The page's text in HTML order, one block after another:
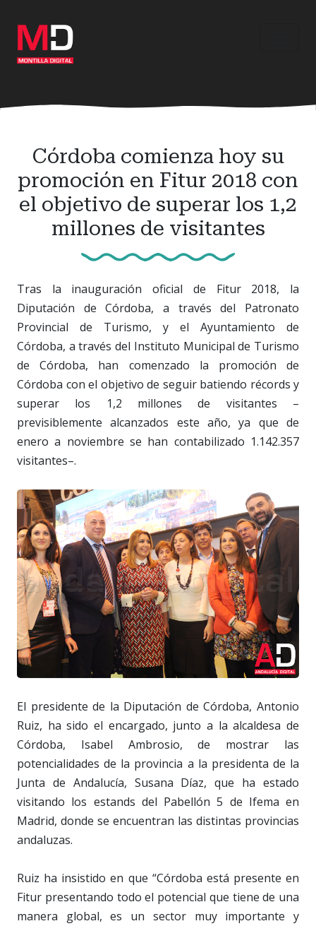
contenido
principal
Córdoba comienza hoy su
promoción en Fitur 2018 con
el objetivo de superar los 1,2
millones de visitantes
Tras la inauguración oficial de Fitur 2018, la
Diputación de Córdoba, a través del Patronato
Provincial de Turismo, y el Ayuntamiento de
Córdoba, a través del Instituto Municipal de Turismo
de Córdoba, han comenzado la promoción de
Córdoba con el objetivo de seguir batiendo récords y
superar los 1,2 millones de visitantes –
previsiblemente alcanzados este año, ya que de
enero a noviembre se han contabilizado 1.142.357
visitantes–.
El presidente de la Diputación de Córdoba, Antonio
Ruiz, ha sido el encargado, junto a la alcaldesa de
Córdoba, Isabel Ambrosio, de mostrar las
potencialidades de la provincia a la presidenta de la
Junta de Andalucía, Susana Díaz, que ha estado
visitando los estands del Pabellón 5 de Ifema en
Madrid, donde se encuentran las distintas provincias
andaluzas.
Ruiz ha insistido en que “Córdoba está presente en
Fitur presentando todo el potencial que tiene de una
manera global, es un sector muy importante y